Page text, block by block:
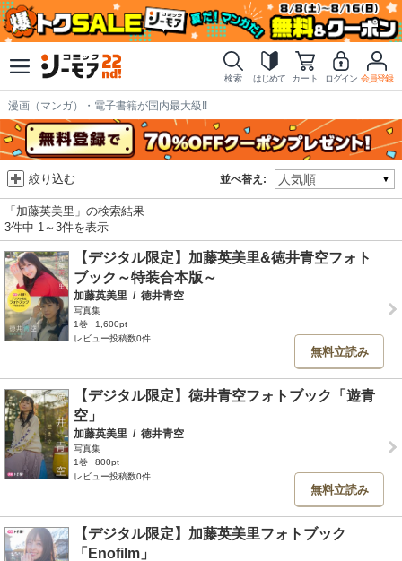
検索 はじめて カート ログイン 会員登録
漫画（マンガ）・電子書籍が国内最大級!!
並べ替え:
絞り込む
「加藤英美里」の検索結果
3件中 1～3件を表示
【デジタル限定】加藤英美里&徳井青空フォト
ブック～特装合本版～
加藤英美里 / 徳井青空
写真集
1巻
1,600pt
レビュー投稿数0件
無料立読み
【デジタル限定】徳井青空フォトブック「遊青
空」
加藤英美里 / 徳井青空
写真集
1巻
800pt
レビュー投稿数0件
無料立読み
【デジタル限定】加藤英美里フォトブック
「Enofilm」